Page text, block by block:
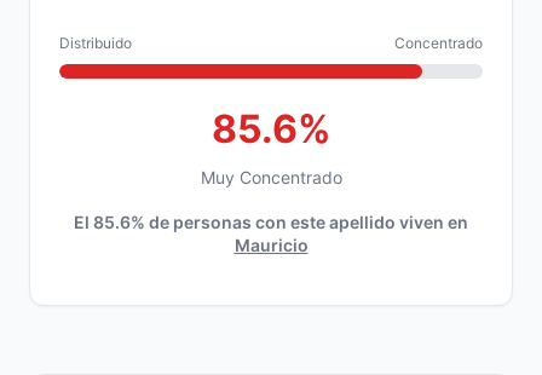
Distribuido Concentrado
85.6%
Muy Concentrado
El 85.6% de personas con este apellido viven en
Mauricio